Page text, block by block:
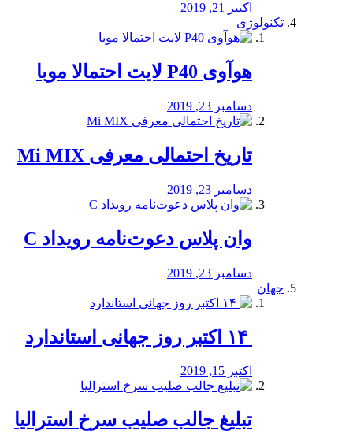
اکتبر 21, 2019
تکنولوژی
هوآوی P40 لایت احتمالا موبا
دسامبر 23, 2019
تاریخ احتمالی معرفی Mi MIX
دسامبر 23, 2019
وان پلاس دعوت‌نامه رویداد C
دسامبر 23, 2019
جهان
اکتبر 15, 2019
تبلیغ جالب صلیب سرخ استرالیا